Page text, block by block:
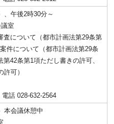
、午後2時30分～
室
査について（都市計画法第29条第
件について（都市計画法第29条
42条第1項ただし書きの許可、
可）
話 028-632-2564
本会議休憩中